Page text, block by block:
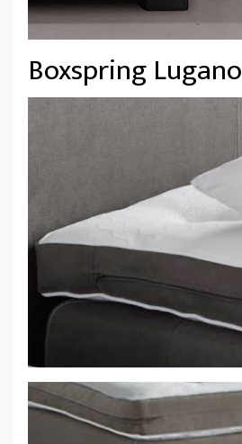
Boxspring Lugano